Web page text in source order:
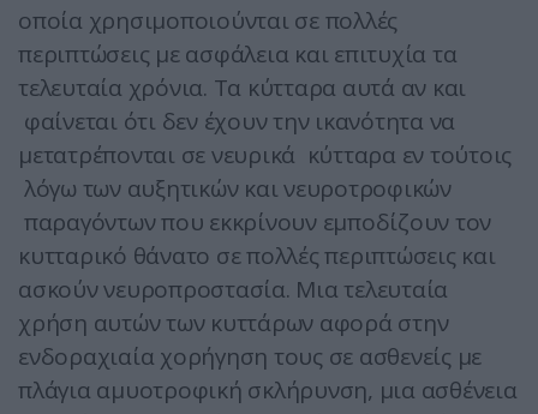
οποία χρησιμοποιούνται σε πολλές
περιπτώσεις με ασφάλεια και επιτυχία τα
τελευταία χρόνια. Τα κύτταρα αυτά αν και
φαίνεται ότι δεν έχουν την ικανότητα να
μετατρέπονται σε νευρικά κύτταρα εν τούτοις
λόγω των αυξητικών και νευροτροφικών
παραγόντων που εκκρίνουν εμποδίζουν τον
κυτταρικό θάνατο σε πολλές περιπτώσεις και
ασκούν νευροπροστασία. Μια τελευταία
χρήση αυτών των κυττάρων αφορά στην
ενδοραχιαία χορήγηση τους σε ασθενείς με
πλάγια αμυοτροφική σκλήρυνση, μια ασθένεια